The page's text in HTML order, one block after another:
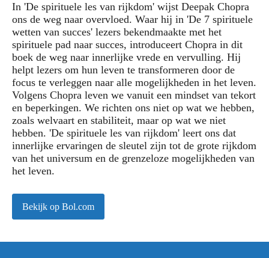
In 'De spirituele les van rijkdom' wijst Deepak Chopra
ons de weg naar overvloed. Waar hij in 'De 7 spirituele
wetten van succes' lezers bekendmaakte met het
spirituele pad naar succes, introduceert Chopra in dit
boek de weg naar innerlijke vrede en vervulling. Hij
helpt lezers om hun leven te transformeren door de
focus te verleggen naar alle mogelijkheden in het leven.
Volgens Chopra leven we vanuit een mindset van tekort
en beperkingen. We richten ons niet op wat we hebben,
zoals welvaart en stabiliteit, maar op wat we niet
hebben. 'De spirituele les van rijkdom' leert ons dat
innerlijke ervaringen de sleutel zijn tot de grote rijkdom
van het universum en de grenzeloze mogelijkheden van
het leven.
Bekijk op Bol.com